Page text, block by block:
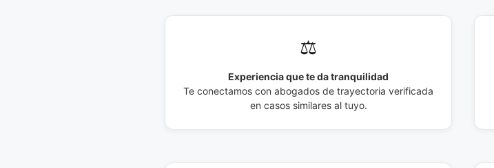
⚖️
Experiencia que te da tranquilidad
Te conectamos con abogados de trayectoria verificada
en casos similares al tuyo.